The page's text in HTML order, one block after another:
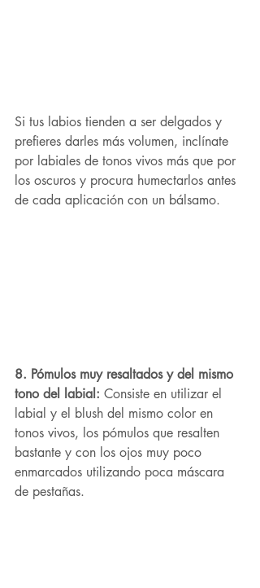
Si tus labios tienden a ser delgados y
prefieres darles más volumen, inclínate
por labiales de tonos vivos más que por
los oscuros y procura humectarlos antes
de cada aplicación con un bálsamo.
8. Pómulos muy resaltados y del mismo
tono del labial: Consiste en utilizar el
labial y el blush del mismo color en
tonos vivos, los pómulos que resalten
bastante y con los ojos muy poco
enmarcados utilizando poca máscara
de pestañas.